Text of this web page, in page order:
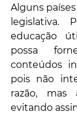
Alguns
legislativa.
educação
possa
conteúdos
pois não
razão, mas
evitando